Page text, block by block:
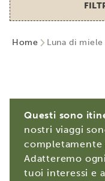
Home Luna di miele
Questi sono
nostri viaggi
completamente
Adatteremo
tuoi interessi e